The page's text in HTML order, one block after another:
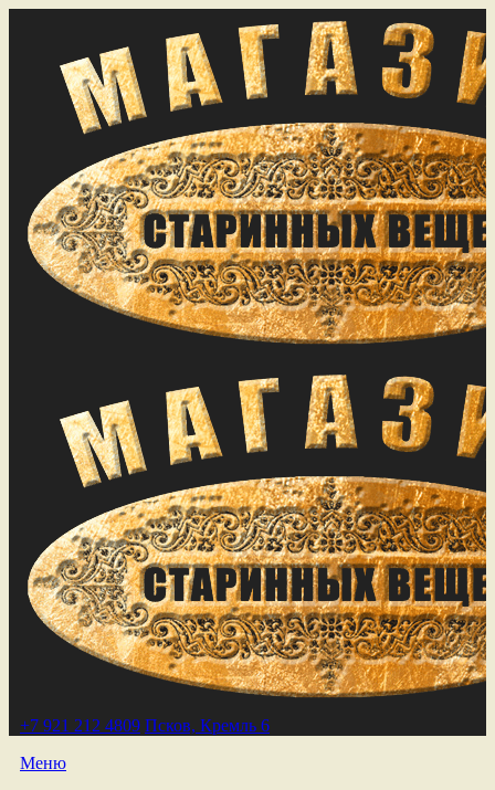
+7 921 212 4809 Псков, Кремль 6
Меню